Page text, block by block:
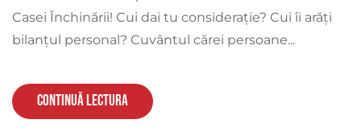
Casei Închinării! Cui dai tu considerație? Cui îi arăți
bilanțul personal? Cuvântul cărei persoane...
Continuă lectura